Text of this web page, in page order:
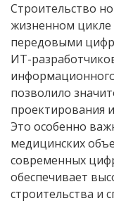
Строительство
жизненном
передовыми
ИТ-
позволило
проектирования
Это особенно
медицинских
современных
обеспечивает
строительства и